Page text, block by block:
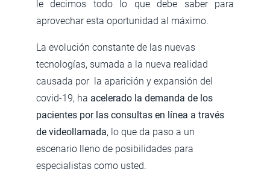
le decimos todo lo que debe saber para
aprovechar esta oportunidad al máximo.
La evolución constante de las nuevas
tecnologías, sumada a la nueva realidad
causada por la aparición y expansión del
covid-19, ha acelerado la demanda de los
pacientes por las consultas en línea a través
de videollamada, lo que da paso a un
escenario lleno de posibilidades para
especialistas como usted.